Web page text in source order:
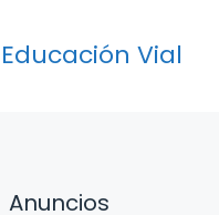
Educación Vial
Anuncios